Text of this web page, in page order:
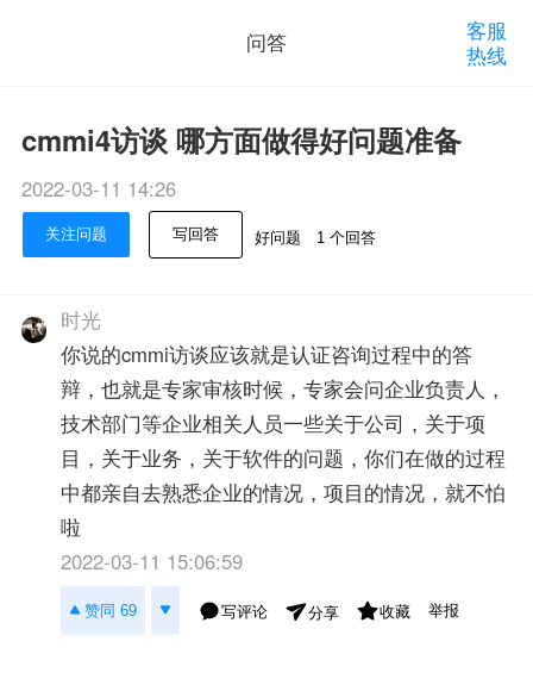
问答
客服
热线
cmmi4访谈 哪方面做得好问题准备
2022-03-11 14:26
关注问题 写回答 好问题 1 个回答
时光
你说的cmmi访谈应该就是认证咨询过程中的答
辩，也就是专家审核时候，专家会问企业负责人，
技术部门等企业相关人员一些关于公司，关于项
目，关于业务，关于软件的问题，你们在做的过程
中都亲自去熟悉企业的情况，项目的情况，就不怕
啦
2022-03-11 15:06:59
赞同 69 写评论 分享 收藏 举报